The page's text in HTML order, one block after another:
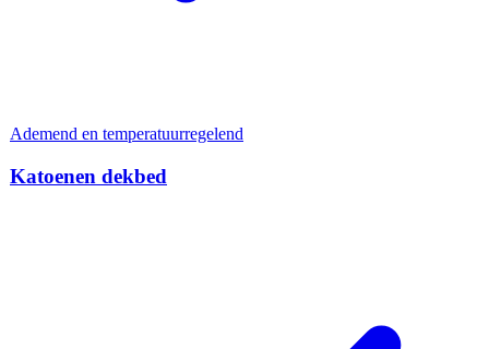
Ademend en temperatuurregelend
Katoenen dekbed